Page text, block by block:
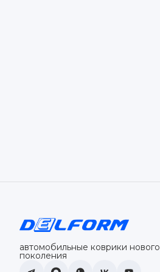
автомобильные коврики нового
поколения